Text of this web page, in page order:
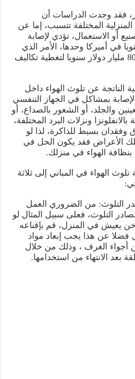
فقد وجدت الدراسات أن
المنزلية المختلفة تتسبب، إما عن
أو الاستعمال، تؤدي لإصابة
في أميركا وحدها، الأمر الذي
يكلف ما يزيد على 800 مليار دولار سنويا لتغطية تكاليف
الناتجة عن تلوث الهواء داخل
بمشاكل في الجهاز التنفسي
والجلد، أو الشعور بالصداع، أو
بالانفلونزا ونزلات البرد المختلفة،
وفقدان بسيط للذاكرة، لذا لو
الأعراض فقد يكون الحل في
بنظافة الهواء في منزلك.
الهواء في المباني إلى ثلاثة
التلوث: من الضروري العمل
التلوث، فعلى سبيل المثال لو
يعيش في المنزل، قم بإقناعه
فضلا عن هذا يجب إبعاد مواد
أجواء الغرف ، وذلك من خلال
بعد الانتهاء من استخدامها.